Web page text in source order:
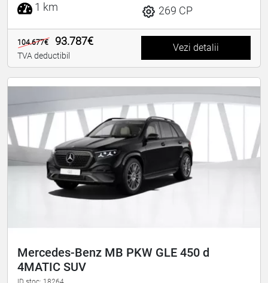
1 km
269 CP
104.677€ 93.787€
TVA deductibil
Vezi detalii
Mercedes-Benz MB PKW GLE 450 d
4MATIC SUV